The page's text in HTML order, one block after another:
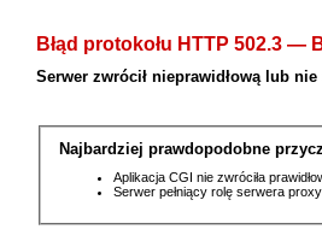
Błąd protokołu HTTP 502.3 —
Serwer zwrócił nieprawidłową lub
Najbardziej prawdopodobne
Aplikacja CGI nie zwróciła
Serwer pełniący rolę serwera